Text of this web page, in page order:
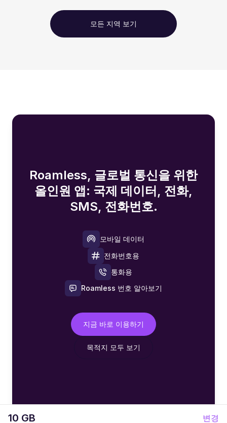
10 GB 변경
모든 지역 보기
Roamless, 글로벌 통신을 위한
올인원 앱: 국제 데이터, 전화,
SMS, 전화번호.
모바일 데이터
전화번호용
통화용
Roamless 번호 알아보기
지금 바로 이용하기
목적지 모두 보기